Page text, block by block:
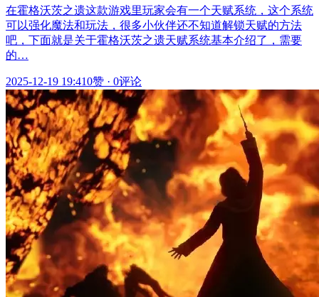
在霍格沃茨之遗这款游戏里玩家会有一个天赋系统，这个系统
可以强化魔法和玩法，很多小伙伴还不知道解锁天赋的方法
吧，下面就是关于霍格沃茨之遗天赋系统基本介绍了，需要
的…
2025-12-19 19:410赞 · 0评论